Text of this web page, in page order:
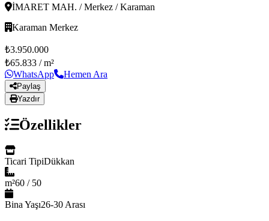
İMARET MAH. / Merkez / Karaman
Karaman Merkez
₺3.950.000
₺65.833 / m²
WhatsApp
Hemen Ara
Paylaş
Yazdır
Özellikler
Ticari TipiDükkan
m²60 / 50
Bina Yaşı26-30 Arası